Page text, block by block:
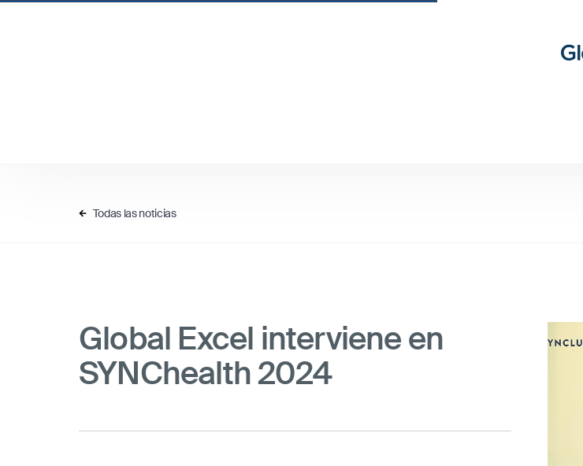
Todas las noticias
Global Excel interviene en
SYNChealth 2024